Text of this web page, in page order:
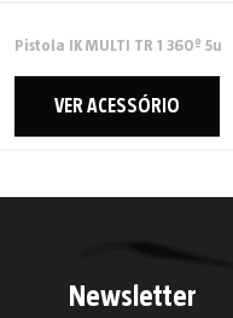
Pistola IK MULTI TR 1 360º 5u
VER ACESSÓRIO
Newsletter